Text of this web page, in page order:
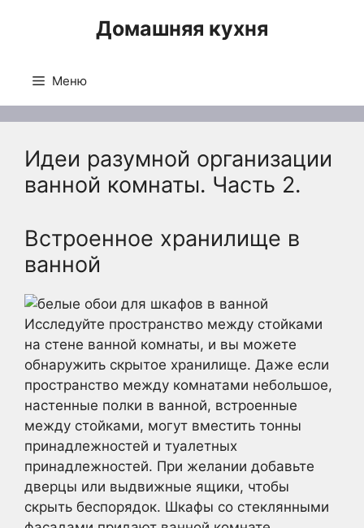
Домашняя кухня
Меню
Идеи разумной организации
ванной комнаты. Часть 2.
Встроенное хранилище в
ванной
Исследуйте пространство между стойками
на стене ванной комнаты, и вы можете
обнаружить скрытое хранилище. Даже если
пространство между комнатами небольшое,
настенные полки в ванной, встроенные
между стойками, могут вместить тонны
принадлежностей и туалетных
принадлежностей. При желании добавьте
дверцы или выдвижные ящики, чтобы
скрыть беспорядок. Шкафы со стеклянными